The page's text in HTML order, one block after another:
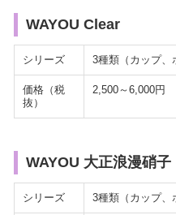
WAYOU Clear
シリーズ 3種類（カップ、
価格（税
抜）
2,500～6,000円
WAYOU 大正浪漫硝子
シリーズ 3種類（カップ、